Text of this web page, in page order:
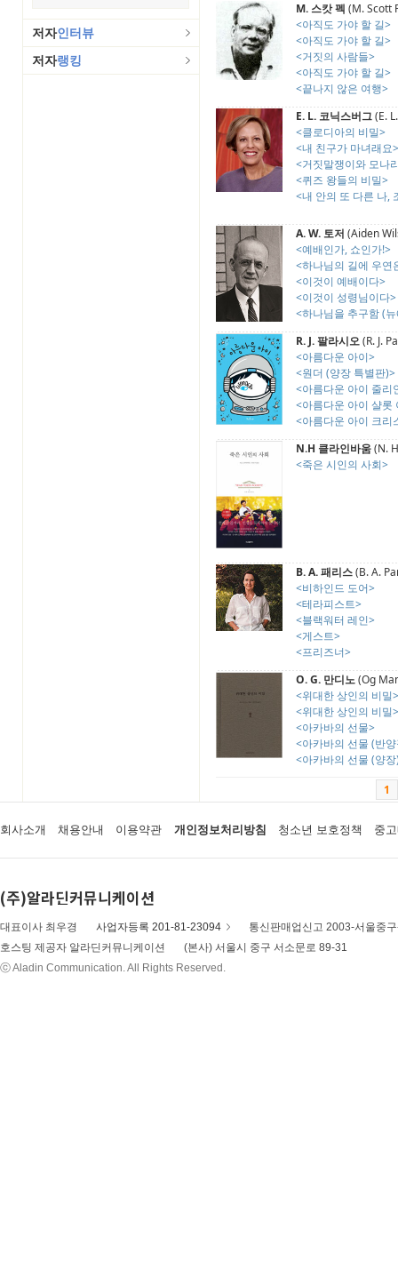
저자인터뷰
저자랭킹
M. 스캇 펙 (M. Scott
<아직도 가야 할 길>
<아직도 가야 할 길>
<거짓의 사람들>
<아직도 가야 할 길>
<끝나지 않은 여행>
E. L. 코닉스버그(E.
<클로디아의 비밀>
<내 친구가 마녀래요>
<거짓말쟁이와 모나
<퀴즈 왕들의 비밀>
<내 안의 또 다른 나,
A. W. 토저 (Aiden
<예배인가, 쇼인가!>
<하나님의 길에 우연
<이것이 예배이다>
<이것이 성령님이다>
<하나님을 추구함 (
R. J. 팔라시오(R. J.
<아름다운 아이>
<원더 (양장 특별판)>
<아름다운 아이 줄리
<아름다운 아이 샬롯
<아름다운 아이 크리
N.H 클라인바움(N.
<죽은 시인의 사회>
B. A. 패리스(B. A.
<비하인드 도어>
<테라피스트>
<블랙워터 레인>
<게스트>
<프리즈너>
O. G. 만디노(Og
<위대한 상인의 비밀>
<위대한 상인의 비밀>
<아카바의 선물>
<아카바의 선물 (반
<아카바의 선물 (양
1
회사소개 채용안내 이용약관 개인정보처리방침 청소년 보호정책 중
(주)알라딘커뮤니케이션
대표이사 최우경 사업자등록 201-81-23094
통신판매업신고 2003-서울중
호스팅 제공자 알라딘커뮤니케이션
(본사) 서울시 중구 서소문로 89-31
ⓒ Aladin Communication. All Rights Reserved.